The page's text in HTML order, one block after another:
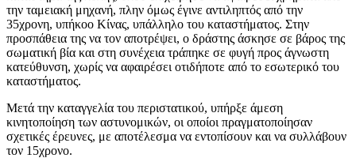
την ταμειακή μηχανή, πλην όμως έγινε αντιληπτός από την
35χρονη, υπήκοο Κίνας, υπάλληλο του καταστήματος. Στην
προσπάθεια της να τον αποτρέψει, ο δράστης άσκησε σε βάρος της
σωματική βία και στη συνέχεια τράπηκε σε φυγή προς άγνωστη
κατεύθυνση, χωρίς να αφαιρέσει οτιδήποτε από το εσωτερικό του
καταστήματος.
Μετά την καταγγελία του περιστατικού, υπήρξε άμεση
κινητοποίηση των αστυνομικών, οι οποίοι πραγματοποίησαν
σχετικές έρευνες, με αποτέλεσμα να εντοπίσουν και να συλλάβουν
τον 15χρονο.